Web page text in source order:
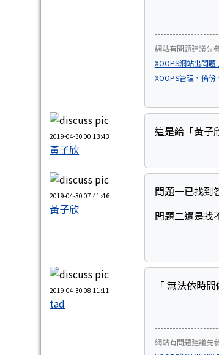
網站有問題建議先
XOOPS網站出問題
XOOPS管理、備份
2019-04-30 00:13:43
黃子欣
這是給「黃子
2019-04-30 07:41:46
黃子欣
問題一已找到
問題二還是找
2019-04-30 08:11:11
tad
「 無法依時
網站有問題建議先